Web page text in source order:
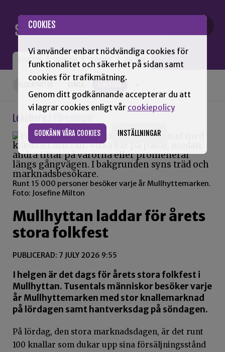
COOKIES
Vi använder enbart nödvändiga cookies för
funktionalitet och säkerhet på sidan samt
cookies för trafikmätning.
Genom ditt godkännande accepterar du att
vi lagrar cookies enligt vår cookiepolicy
GODKÄNN VÅRA COOKIES INSTÄLLNINGAR
NYHETER OPINION TIDNING OM SNN
LEKEBERG
Lekeberg / Föreningar
Runt 15 000 personer besöker varje år Mullhyttemarken.
Foto: Josefine Milton
Mullhyttan laddar för årets
stora folkfest
PUBLICERAD: 7 JULY 2026 9:55
I helgen är det dags för årets stora folkfest i
Mullhyttan. Tusentals människor besöker varje
år Mullhyttemarken med stor knallemarknad
på lördagen samt hantverksdag på söndagen.
På lördag, den stora marknadsdagen, är det runt
100 knallar som dukar upp sina försäljningsstånd